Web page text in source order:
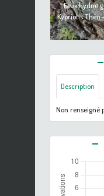
Faux hydne
Kypriotis Théo
Description
Non renseigné